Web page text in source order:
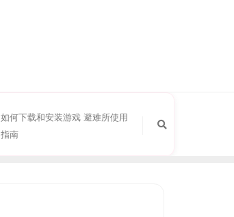
如何下载和安装游戏 避难所使用
指南